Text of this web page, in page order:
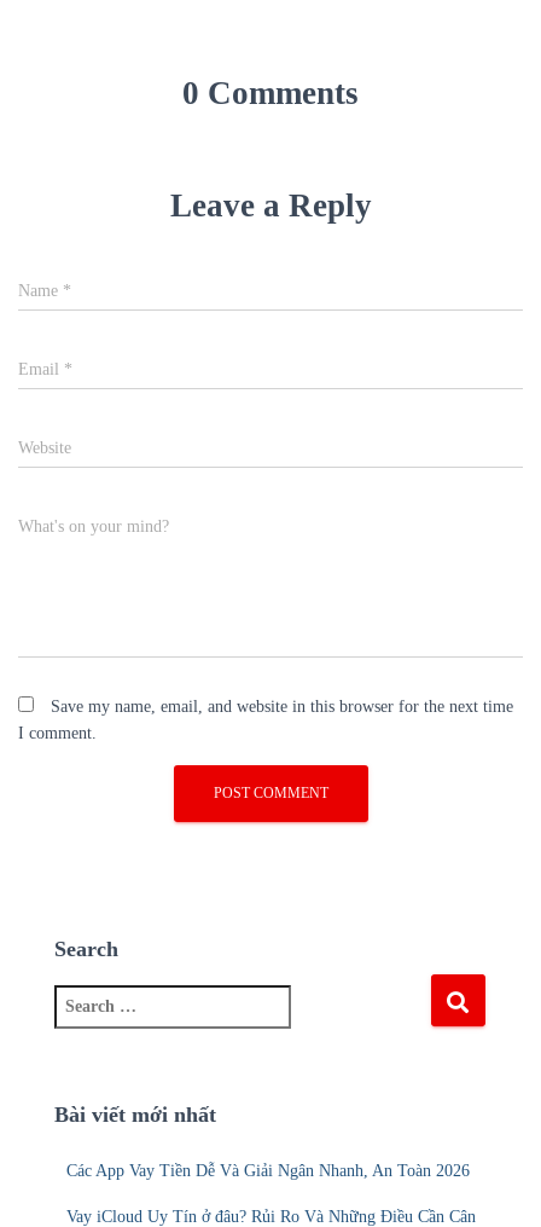
0 Comments
Leave a Reply
Name *
Email *
Website
What's on your mind?
Save my name, email, and website in this browser for the next time
I comment.
Search
Bài viết mới nhất
Các App Vay Tiền Dễ Và Giải Ngân Nhanh, An Toàn 2026
Vay iCloud Uy Tín ở đâu? Rủi Ro Và Những Điều Cần Cân